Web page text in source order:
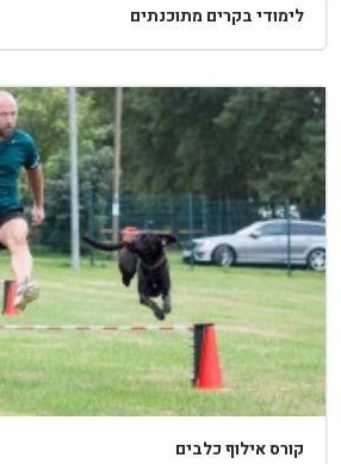
בקרים מתוכנתים
אילוף כלבים